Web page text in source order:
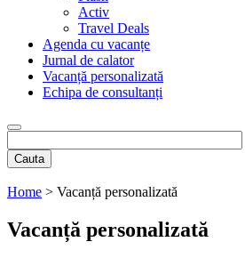
Activ
Travel Deals
Agenda cu vacanțe
Jurnal de calator
Vacanță personalizată
Echipa de consultanți
Cauta
Home > Vacanță personalizată
Vacanță personalizată